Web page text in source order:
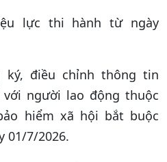
lực thi hành từ ngày
điều chỉnh thông tin
người lao động thuộc
hiểm xã hội bắt buộc
01/7/2026.